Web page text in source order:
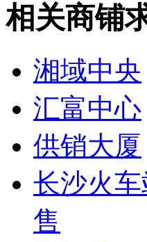
相关商铺
湘域中央
汇富中心
供销大厦
长沙火
售